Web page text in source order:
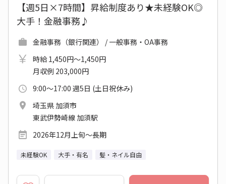
【週5日×7時間】昇給制度あり★未経験OK◎
大手！金融事務♪
金融事務（銀行関連） / 一般事務・OA事務
時給 1,450円～1,450円
月収例 203,000円
9:00～17:00 週5日 (土日祝休み)
埼玉県 加須市
東武伊勢崎線 加須駅
2026年12月上旬～長期
未経験OK 大手・有名 髪・ネイル自由